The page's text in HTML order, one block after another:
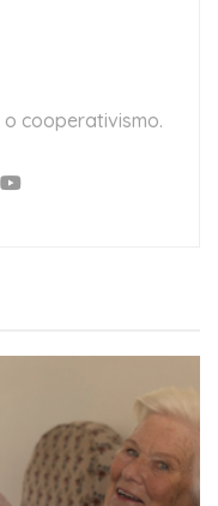
cooperativismo.